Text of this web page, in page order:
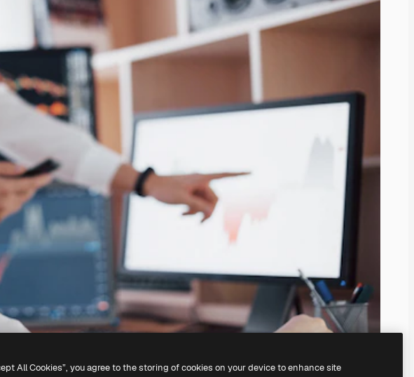
All Cookies”, you agree to the storing of cookies on your device to enhance site